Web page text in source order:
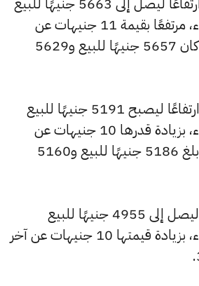
و5640 جنيهًا للشراء، مرتفعًا بقيمة 11 جنيهات عن
السعر السابق الذي كان 5657 جنيهًا للبيع و5629
وشهد سعر عيار 22 ارتفاعًا ليصبح 5191 جنيهًا للبيع
و5170 جنيهًا للشراء، بزيادة قدرها 10 جنيهات عن
السعر السابق الذي بلغ 5186 جنيهًا للبيع و5160
وارتفع سعر عيار 21 ليصل إلى 4955 جنيهًا للبيع
و4935 جنيهًا للشراء، بزيادة قيمتها 10 جنيهات عن آخر